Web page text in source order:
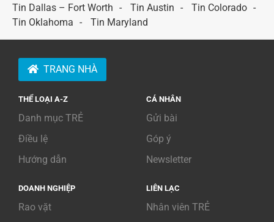
Tin Dallas – Fort Worth
Tin Austin
Tin Colorado
Tin Oklahoma
Tin Maryland
TRANG NHÀ
THỂ LOẠI A-Z
Danh mục TRẺ
Điều lệ
Hướng dẫn
CÁ NHÂN
Gửi bài
Góp ý
Newsletter
DOANH NGHIỆP
Rao vặt
LIÊN LẠC
Nhân viên TRẺ